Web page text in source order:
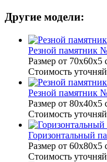
Другие модели:
Резной памятник
Размер от
Стоимость
Резной памятник
Размер от
Стоимость
Горизонтальный
Размер от
Стоимость